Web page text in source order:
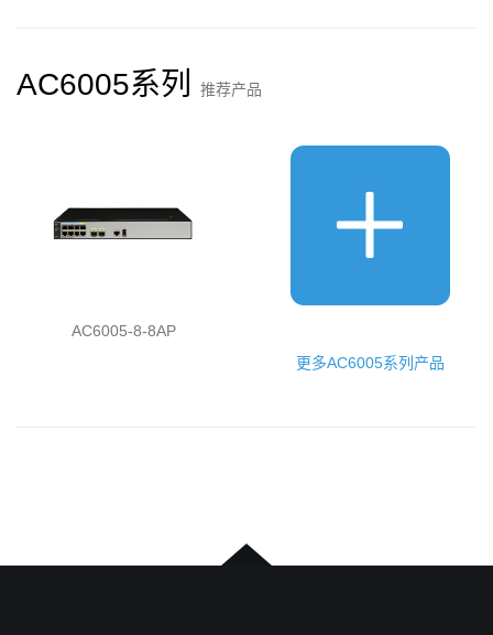
AC6005系列 推荐产品
AC6005-8-8AP
更多AC6005系列产品